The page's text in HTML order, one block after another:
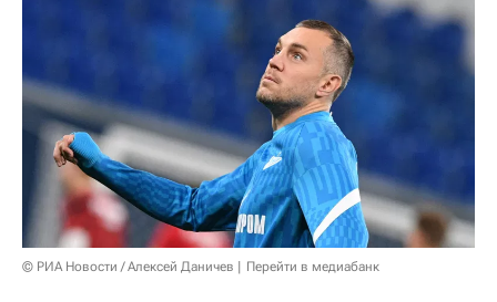
© РИА Новости / Алексей Даничев Перейти в медиабанк